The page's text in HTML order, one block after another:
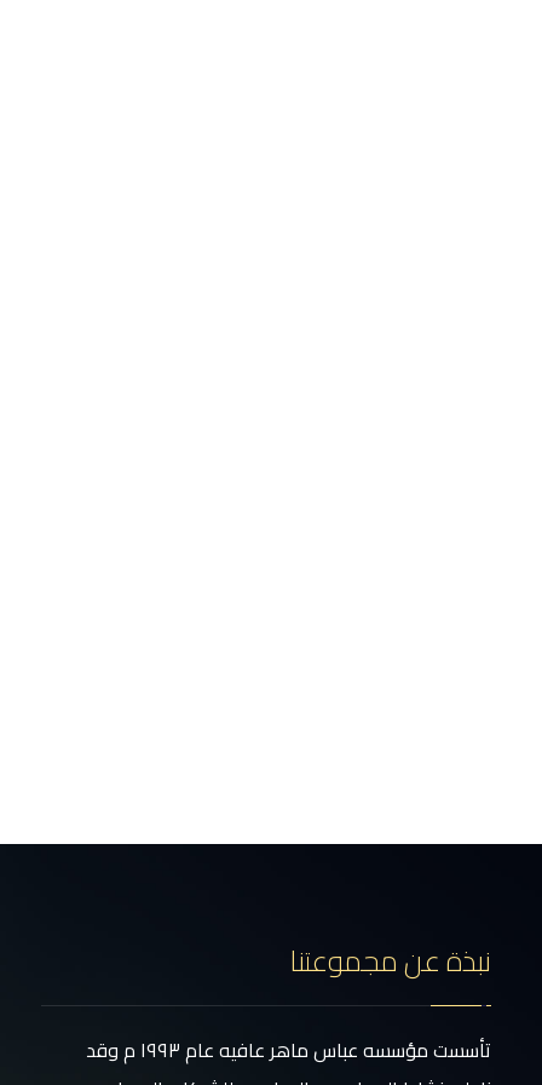
نبذة عن مجموعتنا
تأسست مؤسسه عباس ماهر عافيه عام ١٩٩٣ م وقد